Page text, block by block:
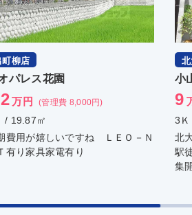
町柳店
パレス花園
万円 (管理費 8,000円)
/ 19.87㎡
費用が嬉しいですね ＬＥＯ－Ｎ
有り家具家電有り
小
9
3
北
駅
集